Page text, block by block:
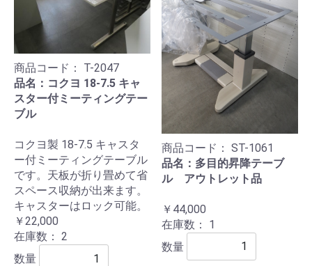
商品コード： T-2047
品名：コクヨ 18-7.5 キャ
スター付ミーティングテー
ブル
コクヨ製 18-7.5 キャスタ
ー付ミーティングテーブル
です。天板が折り畳めて省
スペース収納が出来ます。
キャスターはロック可能。
￥22,000
在庫数： 2
数量
商品コード： ST-1061
品名：多目的昇降テーブ
ル アウトレット品
￥44,000
在庫数： 1
数量